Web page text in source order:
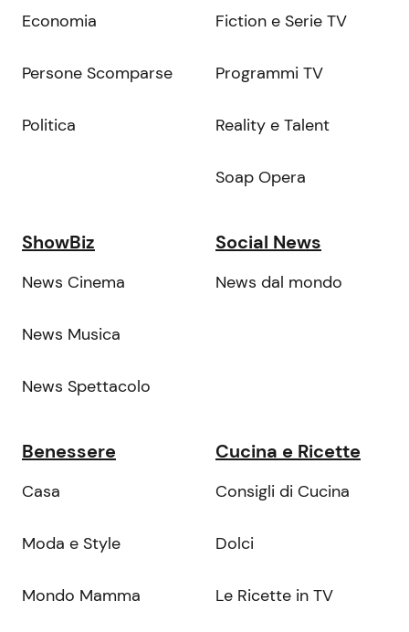
Economia
Persone Scomparse
Politica
Fiction e Serie TV
Programmi TV
Reality e Talent
Soap Opera
ShowBiz
News Cinema
News Musica
News Spettacolo
Social News
News dal mondo
Benessere
Casa
Moda e Style
Mondo Mamma
Cucina e Ricette
Consigli di Cucina
Dolci
Le Ricette in TV